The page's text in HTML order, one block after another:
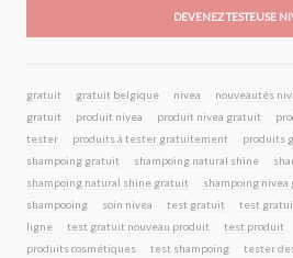
DEVENEZ TESTEUSE
gratuit gratuit belgique nivea nouveautés
gratuit
produit nivea produit nivea gratuit
tester
produits à tester gratuitement produits
shampoing gratuit
shampoing natural shine
shampoing natural shine gratuit
shampoing
shampooing
soin nivea test gratuit test
ligne
test gratuit nouveau produit test produit
produits cosmétiques
test shampoing tester